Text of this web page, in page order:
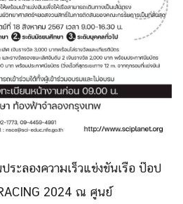
ระลองความเร็วแข่งขันเรือ ป๊อป
2024 ณ ศูนย์